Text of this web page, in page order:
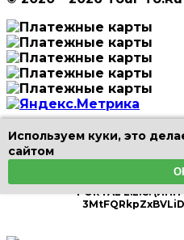
Цены и информация на
Информация и цены,
PORTAL L.L.C.
Используем куки, это
сайтом